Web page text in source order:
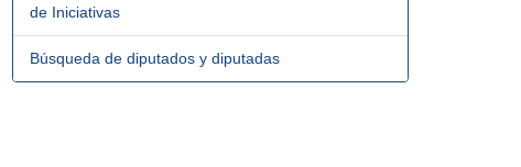
de Iniciativas
Búsqueda de diputados y diputadas